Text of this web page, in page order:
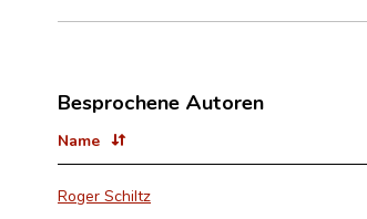
Besprochene Autoren
Name
Roger Schiltz